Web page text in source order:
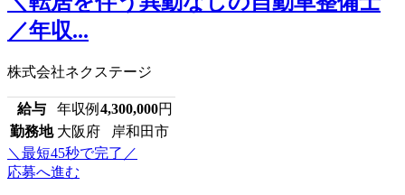
／年収...
株式会社ネクステージ
給与 年収例 4,300,000円
勤務地 大阪府 岸和田市
＼最短45秒で完了／
応募へ進む